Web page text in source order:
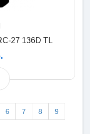
27 136D TL
6 7 8 9